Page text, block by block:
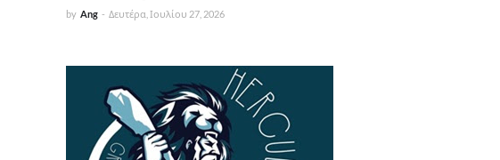
by Ang - Δευτέρα, Ιουλίου 27, 2026